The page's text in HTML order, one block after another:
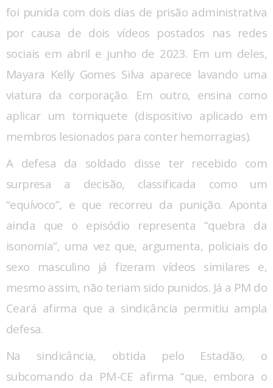
foi punida com dois dias de prisão administrativa
por causa de dois vídeos postados nas redes
sociais em abril e junho de 2023. Em um deles,
Mayara Kelly Gomes Silva aparece lavando uma
viatura da corporação. Em outro, ensina como
aplicar um torniquete (dispositivo aplicado em
membros lesionados para conter hemorragias).
A defesa da soldado disse ter recebido com
surpresa a decisão, classificada como um
“equívoco”, e que recorreu da punição. Aponta
ainda que o episódio representa “quebra da
isonomia”, uma vez que, argumenta, policiais do
sexo masculino já fizeram vídeos similares e,
mesmo assim, não teriam sido punidos. Já a PM do
Ceará afirma que a sindicância permitiu ampla
defesa.
Na sindicância, obtida pelo Estadão, o
subcomando da PM-CE afirma “que, embora o